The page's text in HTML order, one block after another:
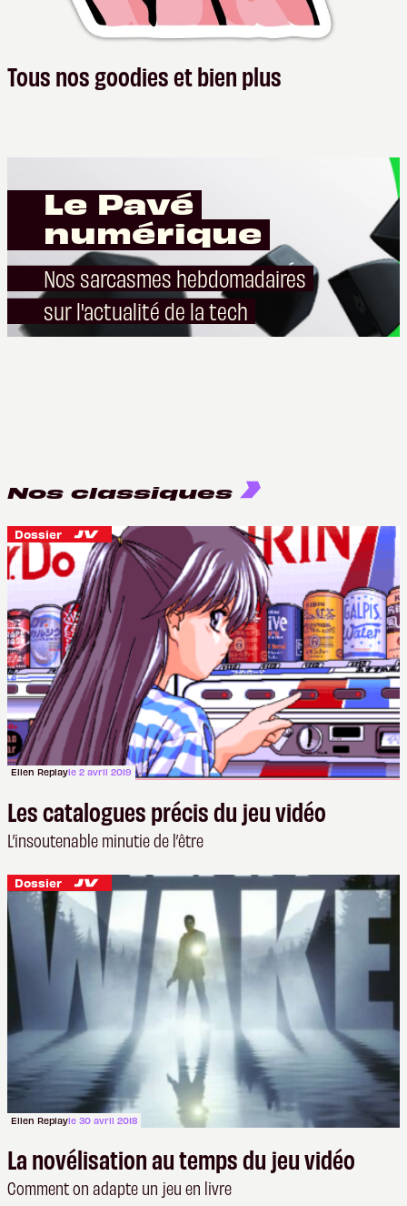
Tous nos goodies et bien plus
Le Pavé
numérique
Nos sarcasmes hebdomadaires
sur l'actualité de la tech
Nos classiques
Dossier
Ellen Replayle 2 avril 2019
Les catalogues précis du jeu vidéo
L’insoutenable minutie de l’être
Dossier
Ellen Replayle 30 avril 2018
La novélisation au temps du jeu vidéo
Comment on adapte un jeu en livre